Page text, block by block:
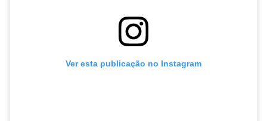
Ver esta publicação no Instagram